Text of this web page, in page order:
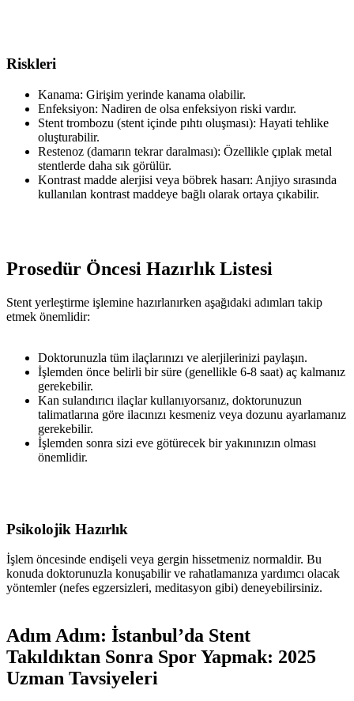
Riskleri
Kanama: Girişim yerinde kanama olabilir.
Enfeksiyon: Nadiren de olsa enfeksiyon riski vardır.
Stent trombozu (stent içinde pıhtı oluşması): Hayati tehlike
oluşturabilir.
Restenoz (damarın tekrar daralması): Özellikle çıplak metal
stentlerde daha sık görülür.
Kontrast madde alerjisi veya böbrek hasarı: Anjiyo sırasında
kullanılan kontrast maddeye bağlı olarak ortaya çıkabilir.
Prosedür Öncesi Hazırlık Listesi
Stent yerleştirme işlemine hazırlanırken aşağıdaki adımları takip
etmek önemlidir:
Doktorunuzla tüm ilaçlarınızı ve alerjilerinizi paylaşın.
İşlemden önce belirli bir süre (genellikle 6-8 saat) aç kalmanız
gerekebilir.
Kan sulandırıcı ilaçlar kullanıyorsanız, doktorunuzun
talimatlarına göre ilacınızı kesmeniz veya dozunu ayarlamanız
gerekebilir.
İşlemden sonra sizi eve götürecek bir yakınınızın olması
önemlidir.
Psikolojik Hazırlık
İşlem öncesinde endişeli veya gergin hissetmeniz normaldir. Bu
konuda doktorunuzla konuşabilir ve rahatlamanıza yardımcı olacak
yöntemler (nefes egzersizleri, meditasyon gibi) deneyebilirsiniz.
Adım Adım: İstanbul’da Stent
Takıldıktan Sonra Spor Yapmak: 2025
Uzman Tavsiyeleri